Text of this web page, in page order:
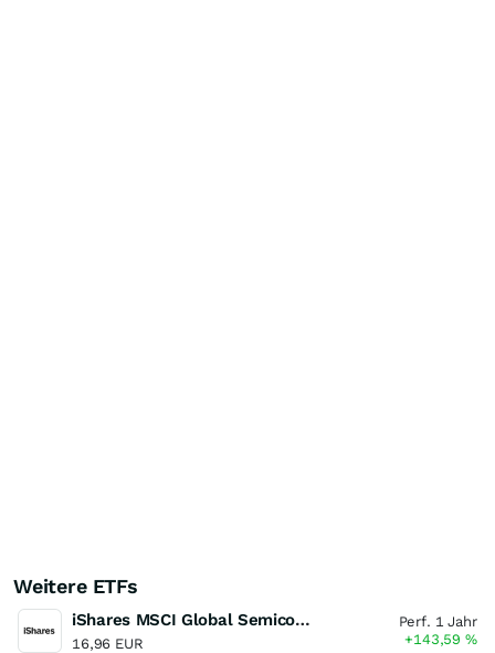
Weitere ETFs
iShares MSCI Global Semiconductors UCITS ETF USD (Acc)
16,96 EUR
Perf. 1 Jahr
+143,59%